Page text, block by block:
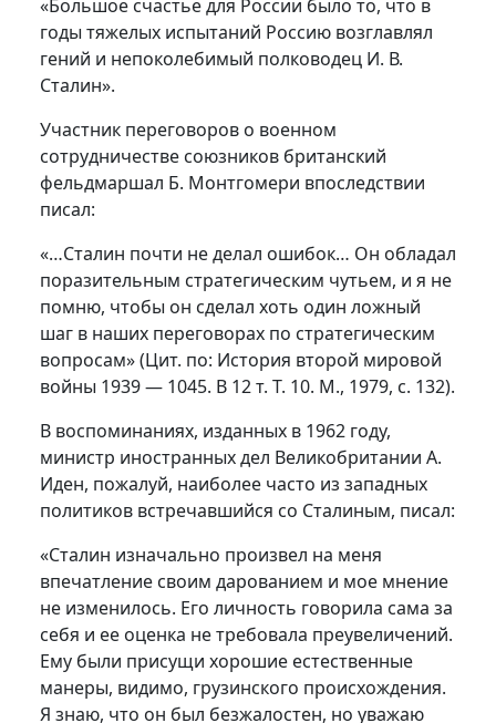
«Большое счастье для России было то, что в
годы тяжелых испытаний Россию возглавлял
гений и непоколебимый полководец И. В.
Сталин».
Участник переговоров о военном
сотрудничестве союзников британский
фельдмаршал Б. Монтгомери впоследствии
писал:
«…Сталин почти не делал ошибок… Он обладал
поразительным стратегическим чутьем, и я не
помню, чтобы он сделал хоть один ложный
шаг в наших переговорах по стратегическим
вопросам» (Цит. по: История второй мировой
войны 1939 — 1045. В 12 т. Т. 10. М., 1979, с. 132).
В воспоминаниях, изданных в 1962 году,
министр иностранных дел Великобритании А.
Иден, пожалуй, наиболее часто из западных
политиков встречавшийся со Сталиным, писал:
«Сталин изначально произвел на меня
впечатление своим дарованием и мое мнение
не изменилось. Его личность говорила сама за
себя и ее оценка не требовала преувеличений.
Ему были присущи хорошие естественные
манеры, видимо, грузинского происхождения.
Я знаю, что он был безжалостен, но уважаю